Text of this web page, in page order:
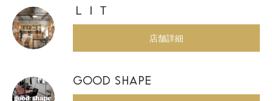
ＬＩＴ
店舗詳細
GOOD SHAPE